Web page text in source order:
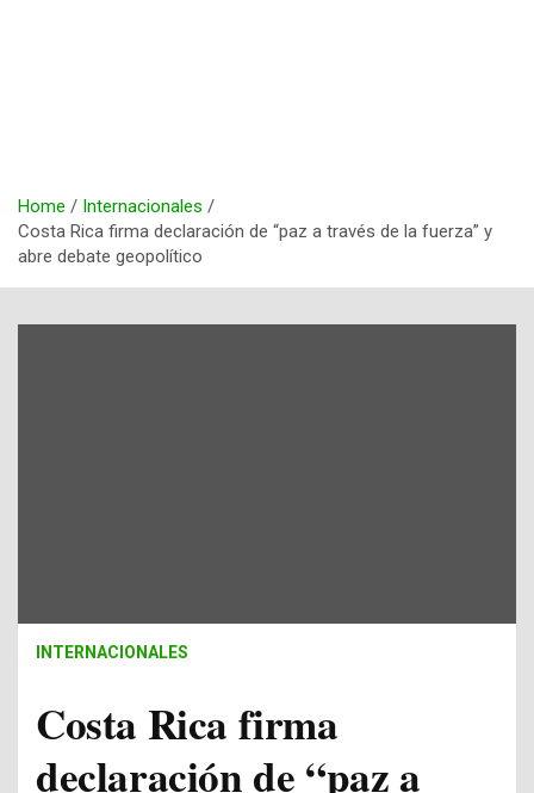
Home
Internacionales
Costa Rica firma declaración de “paz a través de la fuerza” y
abre debate geopolítico
INTERNACIONALES
Costa Rica firma
declaración de “paz a